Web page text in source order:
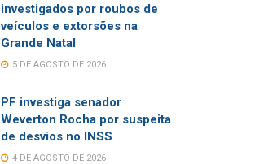
investigados por roubos de
veículos e extorsões na
Grande Natal
5 DE AGOSTO DE 2026
PF investiga senador
Weverton Rocha por suspeita
de desvios no INSS
4 DE AGOSTO DE 2026